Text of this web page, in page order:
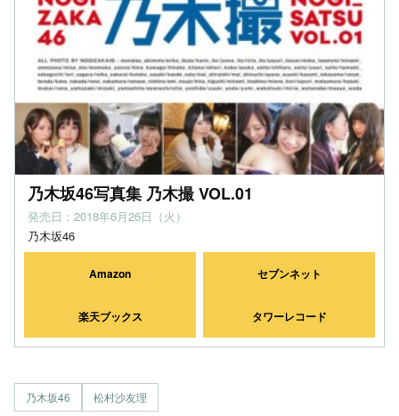
乃木坂46写真集 乃木撮 VOL.01
発売日：2018年6月26日（火）
乃木坂46
Amazon セブンネット
楽天ブックス タワーレコード
乃木坂46 松村沙友理